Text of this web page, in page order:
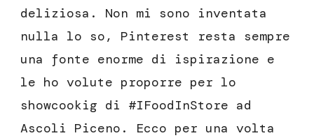
deliziosa. Non mi sono inventata
nulla lo so, Pinterest resta sempre
una fonte enorme di ispirazione e
le ho volute proporre per lo
showcookig di #IFoodInStore ad
Ascoli Piceno. Ecco per una volta